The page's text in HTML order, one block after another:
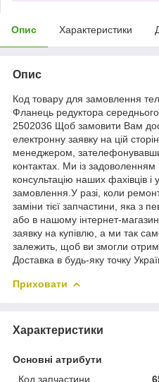
Опис Характеристики
Опис
Код товару для замовлення
Фланець редуктора
2502036 Щоб замовити Вам
електронну заявку на цій
менеджером,
контактах. Ми із
консультацію наших фахівців
замовлення.У разі, коли
заміни тієї запчастини, яка з
або в нашому інтернет-
заявку на купівлю, а ми так
залежить, щоб ви змогли
Доставка в будь-яку точку
Приховати
Характеристики
Основні атрибути
Код запчастини